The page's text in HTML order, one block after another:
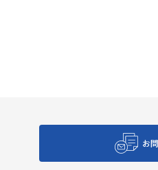
お